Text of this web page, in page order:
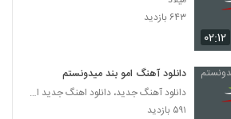
آهنگ نبار بارون از امین رستمی(پاپ)
آهنگ گرشا رضایی بنام دریا نمیرم
۰۲:۱۲
۶۴۳ بازدید
دانلود آهنگ امو بند میدونستم
دانلود آهنگ جدید، دانلود اهنگ جدید ایرانی
۵۹۱ بازدید